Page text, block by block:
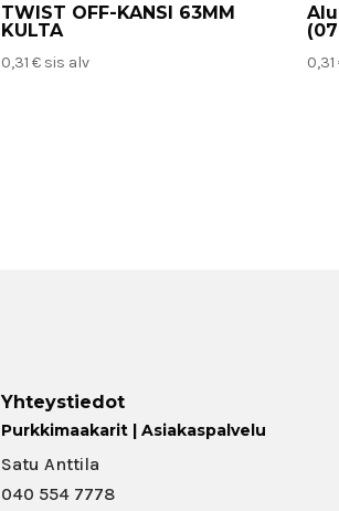
TWIST OFF-KANSI 63MM
KULTA
0,31€ sis alv 0,31
Yhteystiedot
Purkkimaakarit | Asiakaspalvelu
Satu Anttila
040 554 7778